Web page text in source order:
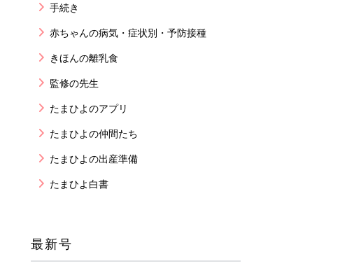
手続き
赤ちゃんの病気・症状別・予防接種
きほんの離乳食
監修の先生
たまひよのアプリ
たまひよの仲間たち
たまひよの出産準備
たまひよ白書
最新号